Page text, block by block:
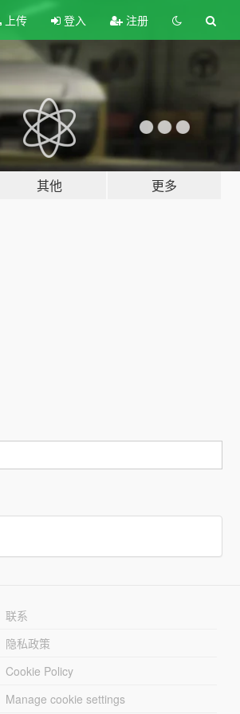
上传 登入 注册
其他 更多
联系
隐私政策
Cookie Policy
Manage cookie settings